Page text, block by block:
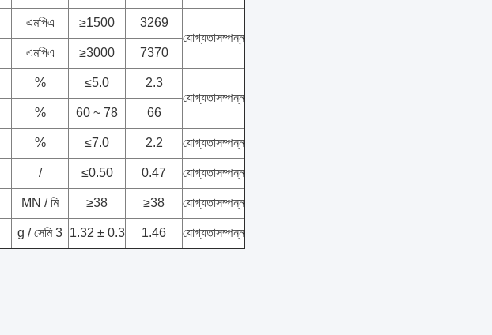
এমপিএ ≥1500
3269
যোগ্যতাসম্পন্ন
এমপিএ ≥3000 7370
% ≤5.0
2.3
যোগ্যতাসম্পন্ন
% 60 ~ 78 66
% ≤7.0 2.2 যোগ্যতাসম্পন্ন
/ ≤0.50 0.47 যোগ্যতাসম্পন্ন
MN / মি ≥38 ≥38 যোগ্যতাসম্পন্ন
g / সেমি 3 1.32 ± 0.3 1.46 যোগ্যতাসম্পন্ন